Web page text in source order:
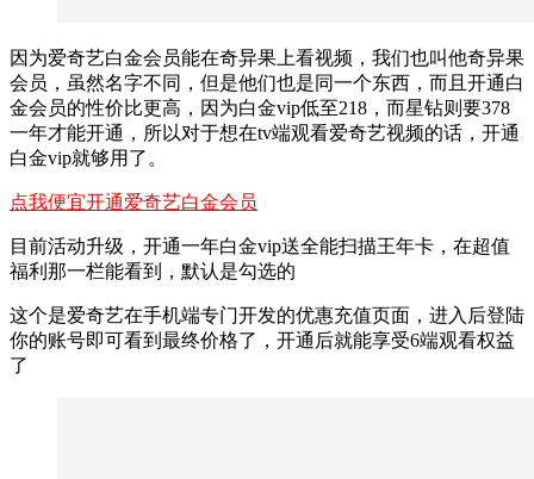
因为爱奇艺白金会员能在奇异果上看视频，我们也叫他奇异果
会员，虽然名字不同，但是他们也是同一个东西，而且开通白
金会员的性价比更高，因为白金vip低至218，而星钻则要378
一年才能开通，所以对于想在tv端观看爱奇艺视频的话，开通
白金vip就够用了。
点我便宜开通爱奇艺白金会员
目前活动升级，开通一年白金vip送全能扫描王年卡，在超值
福利那一栏能看到，默认是勾选的
这个是爱奇艺在手机端专门开发的优惠充值页面，进入后登陆
你的账号即可看到最终价格了，开通后就能享受6端观看权益
了